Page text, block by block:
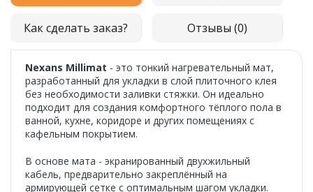
Как сделать заказ? Отзывы (0)
Nexans Millimat - это тонкий нагревательный мат,
разработанный для укладки в слой плиточного клея
без необходимости заливки стяжки. Он идеально
подходит для создания комфортного тёплого пола в
ванной, кухне, коридоре и других помещениях с
кафельным покрытием.
В основе мата - экранированный двухжильный
кабель, предварительно закреплённый на
армирующей сетке с оптимальным шагом укладки.